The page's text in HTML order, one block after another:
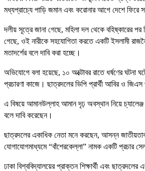
মধ্যপ্রাচ্যে পাড়ি জমান এবং করোনার আগে দেশে ফিরে
দলীয় সূত্রে জানা গেছে, মহিলা দল থেকে বহিষ্কারের
গেছে, ওই নারীকে সহযোগিতা করতে একটি ইসলামী
মতাদর্শের বলে দাবি করা হচ্ছে।
অভিযোগে বলা হয়েছে, ১০ অক্টোবর রাতে ধর্ষণের ঘটনা
প্রচারণা কাজে। ছাত্রদলের ভিপি প্রার্থী আবির ও
এ বিষয়ে আমানউল্লাহ আমান দৃঢ় অবস্থান নিয়ে
বলে দাবি করেছেন।
ছাত্রদলের একাধিক নেতা মনে করছেন, আসন্ন
যোগাযোগমাধ্যমে “বাঁশেরকেল্লা” নামক একটি প্রচার
ঢাকা বিশ্ববিদ্যালয়ের প্রাক্তন শিক্ষার্থী এবং ছাত্রদলের